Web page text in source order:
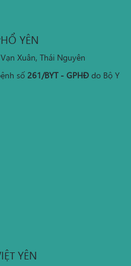
YÊN
Xuân, Thái Nguyên
số 261/BYT - GPHĐ do Bộ Y
YÊN